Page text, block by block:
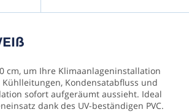
cm, um Ihre Klimaanlageninstallation
Kondensatabfluss und
sofort aufgeräumt aussieht. Ideal
dank des UV-beständigen PVC.